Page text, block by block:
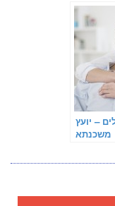
– יועץ
משכנתא